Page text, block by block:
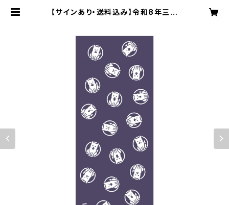
【サインあり・送料込み】令和8年三遊